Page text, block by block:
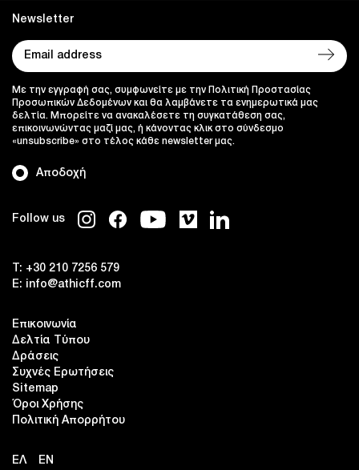
Follow us
T: +30 210 7256 579
E:
info@athicff.com
Επικοινωνία
Δελτία Τύπου
Δράσεις
Συχνές Ερωτήσεις
Sitemap
Όροι Χρήσης
Πολιτική Απορρήτου
ΕΛ EN
Newsletter
Αποδοχή
Με την εγγραφή σας, συμφωνείτε με την Πολιτική Προστασίας
Προσωπικών Δεδομένων και θα λαμβάνετε τα ενημερωτικά μας
δελτία. Μπορείτε να ανακαλέσετε τη συγκατάθεση σας,
επικοινωνώντας μαζί μας, ή κάνοντας κλικ στο σύνδεσμο
«unsubscribe» στο τέλος κάθε newsletter μας.